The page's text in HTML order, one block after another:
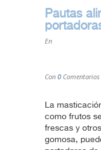
Pautas
En
Con 0 Comentarios
La
como frutos
frescas y
gomosa,